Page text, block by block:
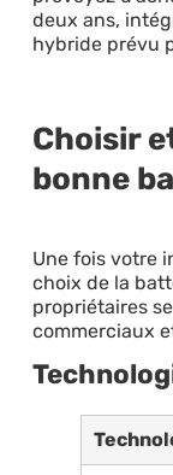
deux ans,
hybride prévu
Choisir
bonne
Une fois votre
choix de la
propriétaires
commerciaux